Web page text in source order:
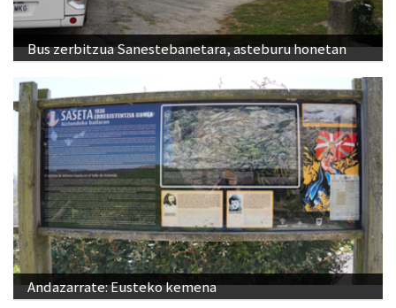
Bus zerbitzua Sanestebanetara, asteburu honetan
Andazarrate: Eusteko kemena